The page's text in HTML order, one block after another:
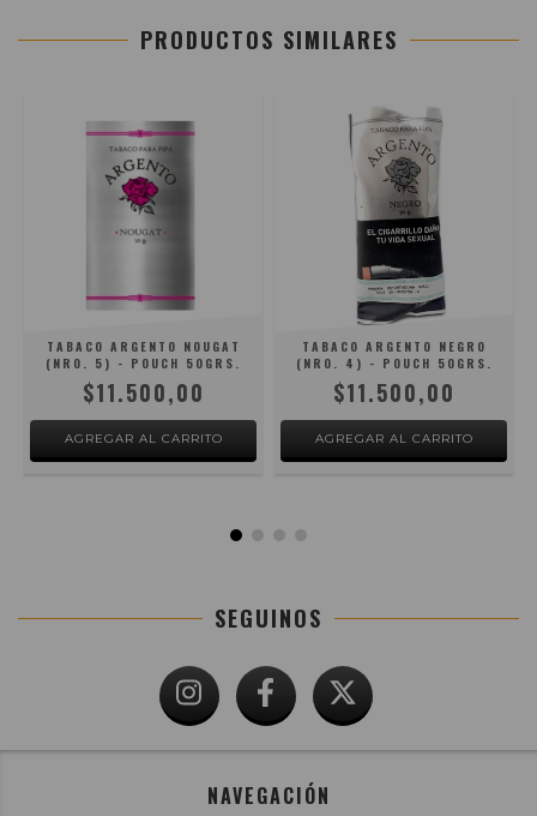
PRODUCTOS SIMILARES
TABACO ARGENTO NOUGAT
(NRO. 5) - POUCH 50GRS.
$11.500,00
TABACO ARGENTO NEGRO
(NRO. 4) - POUCH 50GRS.
$11.500,00
SEGUINOS
NAVEGACIÓN